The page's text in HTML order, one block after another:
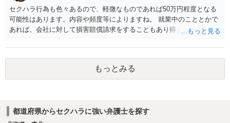
れますので、録音データやLINEでのやり取り等を確認する必要がある
かと存じます。 ⑤退職勧奨については退職する意思がないのであれば
きっぱりと断ればよく、解雇については不当な解雇である場合には解
雇無効を争うなどの対応が考えられます。 回答としては以上になりま
すが、まずは、資料一式をご持参いただき最寄りの法律事務所にご相
談するか、労働基準監督署に相談する等の対応をしていただくことが
セクハラ行為も色々あるので、軽微なものであれば50万円程度となる
可能性はあります。内容や頻度等によりますね。 就業中のこととかで
あれば、会社に対して損害賠償請求をすることもあり得ます。
もっとみる
都道府県からセクハラに強い弁護士を探す